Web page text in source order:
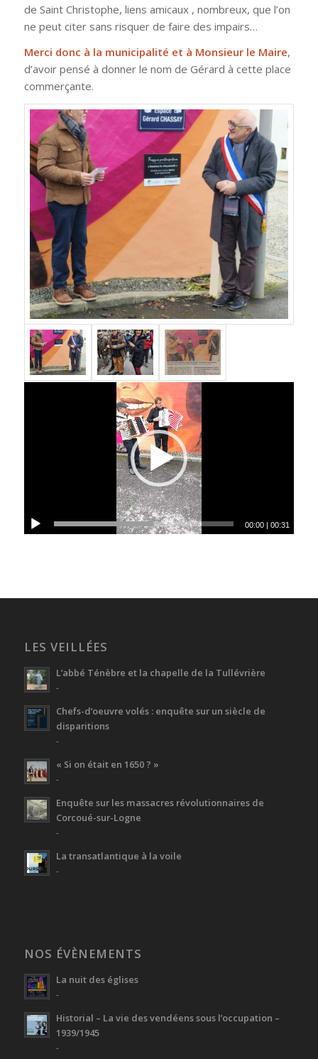
de Saint Christophe, liens amicaux , nombreux, que l’on
ne peut citer sans risquer de faire des impairs…
Merci donc à la municipalité et à Monsieur le Maire,
d’avoir pensé à donner le nom de Gérard à cette place
commerçante.
00:00 |00:31
LES VEILLÉES
L’abbé Ténèbre et la chapelle de la Tullévrière
-
Chefs-d’oeuvre volés : enquête sur un siècle de
disparitions
-
« Si on était en 1650 ? »
-
Enquête sur les massacres révolutionnaires de
Corcoué-sur-Logne
-
La transatlantique à la voile
-
NOS ÉVÈNEMENTS
La nuit des églises
-
Historial – La vie des vendéens sous l’occupation –
1939/1945
-